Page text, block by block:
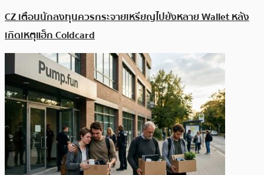
CZ เตือนนักลงทุนควรกระจายเหรียญไปยังหลาย Wallet หลัง
เกิดเหตุแฮ็ก Coldcard